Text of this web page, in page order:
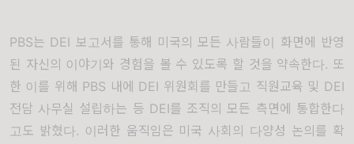
PBS는 DEI 보고서를 통해 미국의 모든 사람들이 화면에 반영
된 자신의 이야기와 경험을 볼 수 있도록 할 것을 약속한다. 또
한 이를 위해 PBS 내에 DEI 위원회를 만들고 직원교육 및 DEI
전담 사무실 설립하는 등 DEI를 조직의 모든 측면에 통합한다
고도 밝혔다. 이러한 움직임은 미국 사회의 다양성 논의를 확